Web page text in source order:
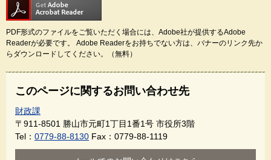
PDF形式のファイルをご覧いただく場合には、Adobe社が提供するAdobe
Readerが必要です。
Adobe Readerをお持ちでない方は、バナーのリンク先か
らダウンロードしてください。（無料）
このページに関するお問い合わせ先
財政課
〒911-8501 勝山市元町1丁目1番1号 市役所3階
Tel： 0779-88-8130 Fax：0779-88-1119